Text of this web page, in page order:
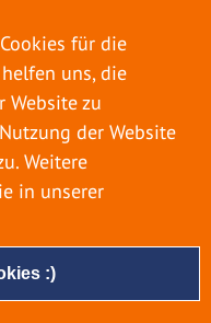
zieht es die Einen
dann doch
für eine längere
es einige Dinge zu
eine böse
Um einen
zu […]
:)
für die
uns, die
Website zu
der Website
Weitere
in unserer